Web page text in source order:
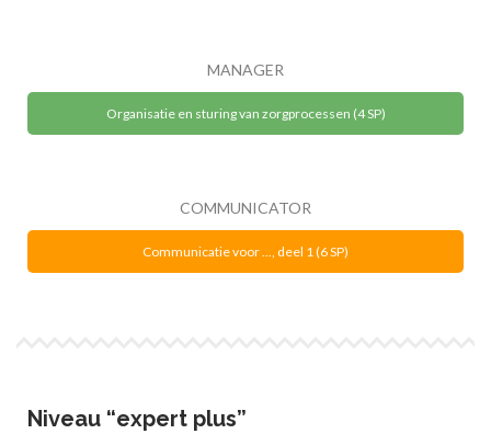
MANAGER
Organisatie en sturing van zorgprocessen (4 SP)
COMMUNICATOR
Communicatie voor ..., deel 1 (6 SP)
Niveau “expert plus”